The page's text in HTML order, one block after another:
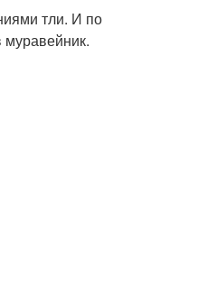
тли. И по
муравейник.